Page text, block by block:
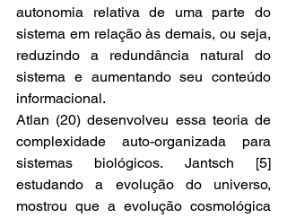
autonomia relativa de uma parte do
sistema em relação às demais, ou seja,
reduzindo a redundância natural do
sistema e aumentando seu conteúdo
informacional.
Atlan (20) desenvolveu essa teoria de
complexidade auto-organizada para
sistemas biológicos. Jantsch [5]
estudando a evolução do universo,
mostrou que a evolução cosmológica